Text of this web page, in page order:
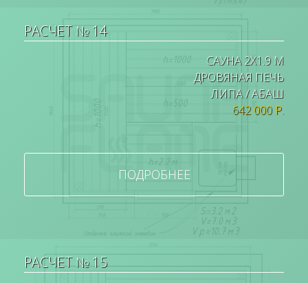
РАСЧЕТ № 14
САУНА 2Х1.9 М
ДРОВЯНАЯ ПЕЧЬ
ЛИПА / АБАШ
642 000 Р.
ПОДРОБНЕЕ
РАСЧЕТ № 15